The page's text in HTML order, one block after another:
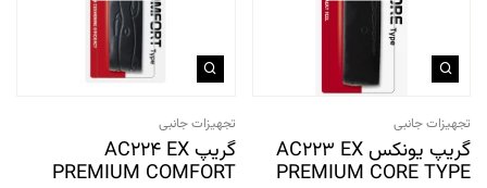
تجهیزات جانبی
گریپ یونکس AC223 EX
PREMIUM CORE TYPE
تجهیزات جانبی
گریپ AC224 EX
PREMIUM COMFORT